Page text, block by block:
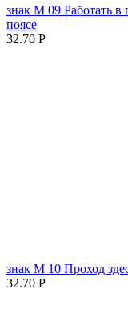
знак М 09 Работать в
поясе
32.70 Р
знак М 10 Проход
32.70 Р